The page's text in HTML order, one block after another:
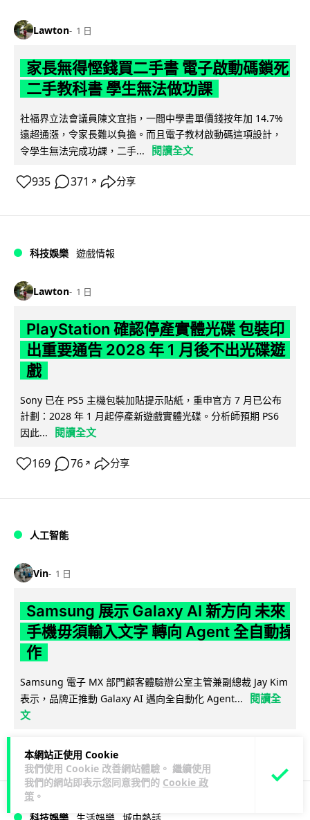
本網站正使用 Cookie
我們使用 Cookie 改善網站體驗。 繼續使用
我們的網站即表示您同意我們的 Cookie 政
策 。
Lawton 1 日
家長無得慳錢買二手書 電子啟動碼鎖死
二手教科書 學生無法做功課
社福界立法會議員陳文宜指，一間中學書單價錢按年加 14.7%
遠超通漲，令家長難以負擔。而且電子教材啟動碼這項設計，
令學生無法完成功課，二手...
閱讀全文
935 371 ↗ 分享
科技娛樂 遊戲情報
Lawton 1 日
PlayStation 確認停產實體光碟 包裝印
出重要通告 2028 年 1 月後不出光碟遊
戲
Sony 已在 PS5 主機包裝加貼提示貼紙，重申官方 7 月已公布
計劃：2028 年 1 月起停產新遊戲實體光碟。分析師預期 PS6
因此...
閱讀全文
169 76 ↗ 分享
人工智能
Vin 1 日
Samsung 展示 Galaxy AI 新方向 未來
手機毋須輸入文字 轉向 Agent 全自動操
作
Samsung 電子 MX 部門顧客體驗辦公室主管兼副總裁 Jay Kim
表示，品牌正推動 Galaxy AI 邁向全自動化 Agent...
閱讀全
文
27 4